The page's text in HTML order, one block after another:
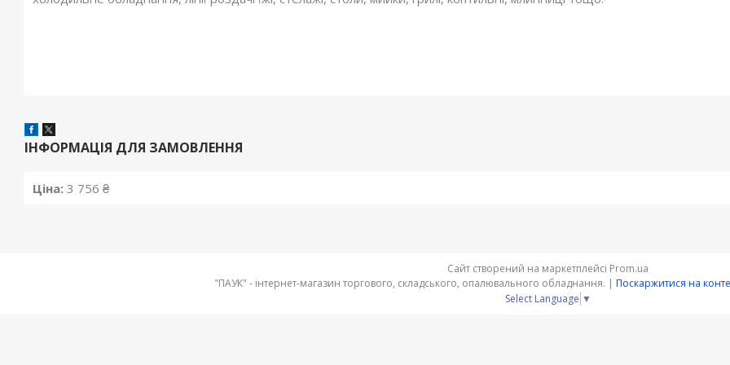
ІНФОРМАЦІЯ ДЛЯ ЗАМОВЛЕННЯ
Ціна: 3 756 ₴
Сайт створений на маркетплейсі Prom.ua
Поскаржитися на
Select Language ▼